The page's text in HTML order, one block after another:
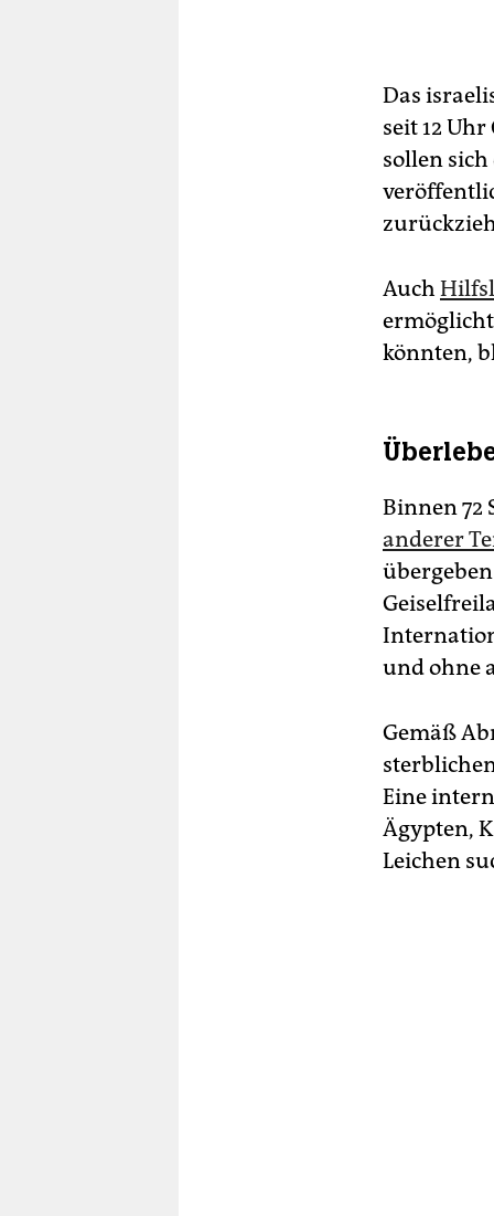
Das
seit 12
sollen
Auch
könnten,
Binnen 72
anderer
und ohne
Gemäß
Eine
Ägypten,
Leichen